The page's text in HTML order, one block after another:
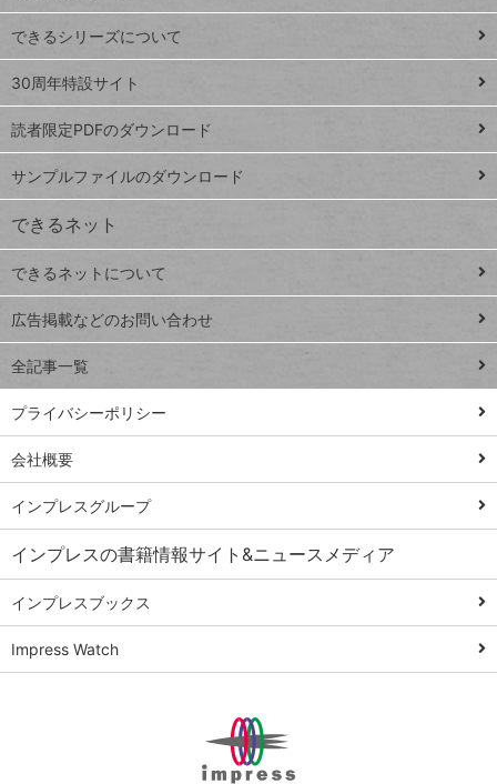
ド
Google
スプレ
ッドシ
ート
iPhone
VLOOKUP
close
閉じ
る
ト
ッ
プ
ペ
ジ
連載
Excel Q&A
トイアンナ流仕
事術
PowerAutomate
ではじめる業務
の完全自動化
AI議事録作成術
Windows 11
Q&A
Teams踏み込み
活用術
Excel講師の仕事
術
できるシリーズについて
30周年特設サイト
読者限定PDFのダウンロード
サンプルファイルのダウンロード
できるネット
できるネットについて
広告掲載などのお問い合わせ
全記事一覧
プライバシーポリシー
会社概要
インプレスグループ
インプレスの書籍情報サイト&ニュースメディア
インプレスブックス
Impress Watch